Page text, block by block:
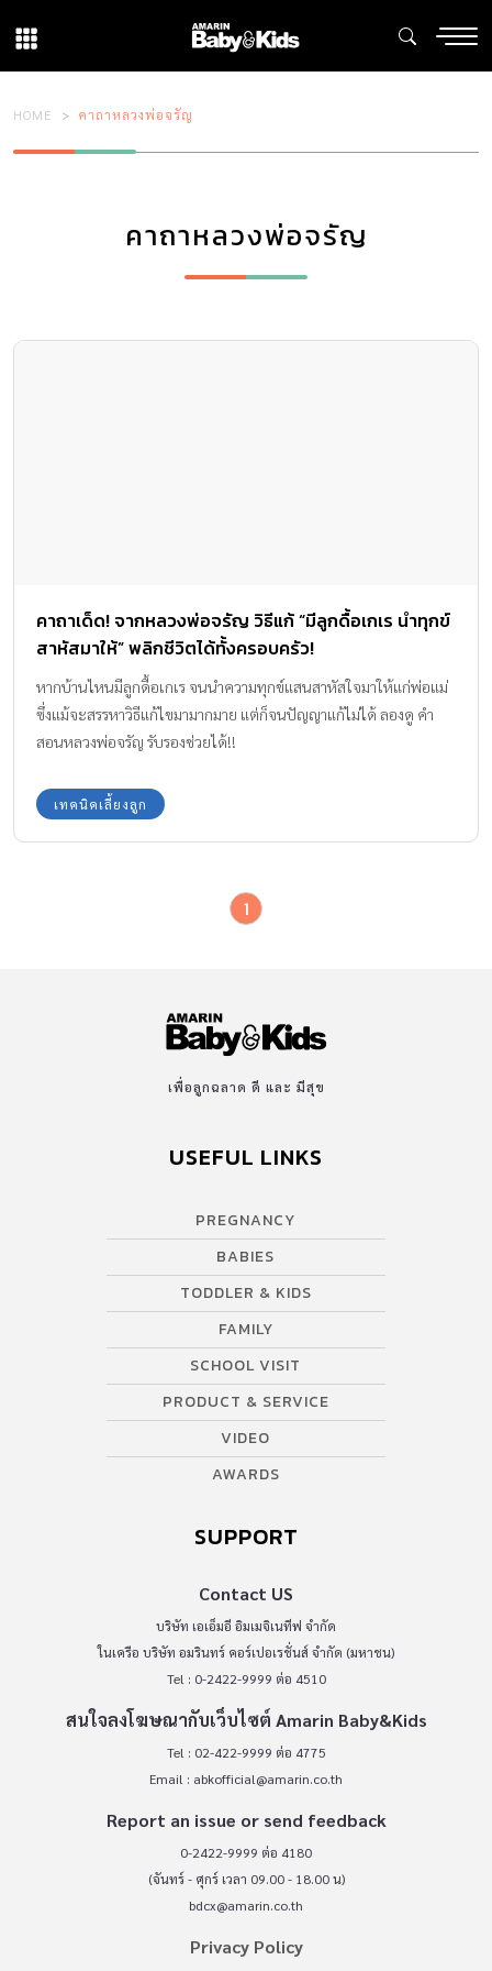
HOME คาถาหลวงพ่อจรัญ
คาถาหลวงพ่อจรัญ
คาถาเด็ด! จากหลวงพ่อจรัญ วิธีแก้ “มีลูกดื้อเกเร นำทุกข์
สาหัสมาให้” พลิกชีวิตได้ทั้งครอบครัว!
หากบ้านไหนมีลูกดื้อเกเร จนนำความทุกข์แสนสาหัสใจมาให้แก่พ่อแม่
ซึ่งแม้จะสรรหาวิธีแก้ไขมามากมาย แต่ก็จนปัญญาแก้ไม่ได้ ลองดู คำ
สอนหลวงพ่อจรัญ รับรองช่วยได้!!
เทคนิคเลี้ยงลูก
1
เพื่อลูกฉลาด ดี และ มีสุข
USEFUL LINKS
PREGNANCY
BABIES
TODDLER & KIDS
FAMILY
SCHOOL VISIT
PRODUCT & SERVICE
VIDEO
AWARDS
SUPPORT
Contact US
บริษัท เอเอ็มอี อิมเมจิเนทีฟ จำกัด
ในเครือ บริษัท อมรินทร์ คอร์เปอเรชั่นส์ จำกัด (มหาชน)
Tel : 0-2422-9999 ต่อ 4510
สนใจลงโฆษณากับเว็บไซต์ Amarin Baby&Kids
Tel : 02-422-9999 ต่อ 4775
Email : abkofficial@amarin.co.th
Report an issue or send feedback
0-2422-9999 ต่อ 4180
(จันทร์ - ศุกร์ เวลา 09.00 - 18.00 น)
bdcx@amarin.co.th
Privacy Policy